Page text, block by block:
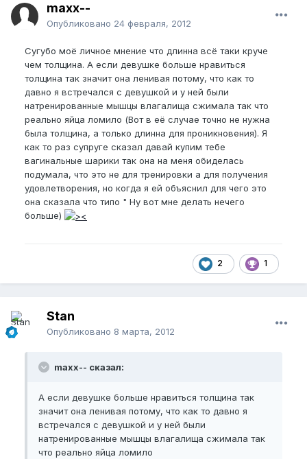
maxx--
Опубликовано 24 февраля, 2012
Сугубо моё личное мнение что длинна всё таки круче
чем толщина. А если девушке больше нравиться
толщина так значит она ленивая потому, что как то
давно я встречался с девушкой и у ней были
натренированные мышцы влагалища сжимала так что
реально яйца ломило (Вот в её случае точно не нужна
была толщина, а только длинна для проникновения). Я
как то раз супруге сказал давай купим тебе
вагинальные шарики так она на меня обиделась
подумала, что это не для тренировки а для получения
удовлетворения, но когда я ей объяснил для чего это
она сказала что типо " Ну вот мне делать нечего
больше)
2 1
Stan
Опубликовано 8 марта, 2012
maxx-- сказал:
А если девушке больше нравиться толщина так
значит она ленивая потому, что как то давно я
встречался с девушкой и у ней были
натренированные мышцы влагалища сжимала так
что реально яйца ломило